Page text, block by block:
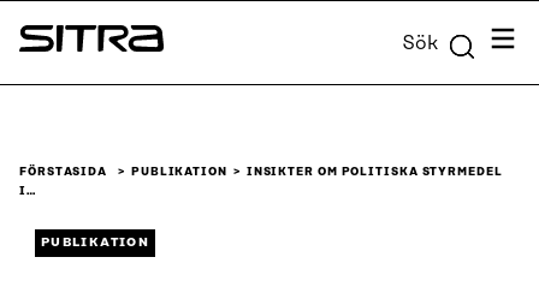
Skip to
content
Sitra Sök Meny
FÖRSTASIDA PUBLIKATION
INSIKTER OM POLITISKA STYRMEDEL
I…
PUBLIKATION